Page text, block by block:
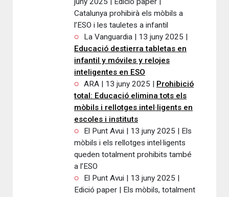
Catalunya prohibirà els mòbils a
l’ESO i les tauletes a infantil
La Vanguardia | 13 juny 2025 |
Educació destierra tabletas en
infantil y móviles y relojes
inteligentes en ESO
ARA | 13 juny 2025 | Prohibició
total: Educació elimina tots els
mòbils i rellotges intel·ligents en
escoles i instituts
El Punt Avui | 13 juny 2025 | Els
mòbils i els rellotges intel·ligents
queden totalment prohibits també
a l’ESO
El Punt Avui | 13 juny 2025 |
Edició paper | Els mòbils, totalment